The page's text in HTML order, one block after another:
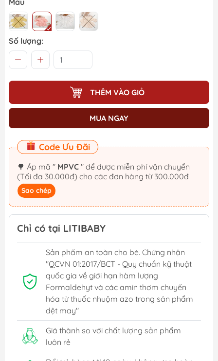
Màu
Số lượng:
THÊM VÀO GIỎ
MUA NGAY
Code Ưu Đãi
🌳 Áp mã " MPVC " để được miễn phí vận chuyển
(Tối đa 30.000đ) cho các đơn hàng từ 300.000đ
Sao chép
Chỉ có tại LITIBABY
Sản phẩm an toàn cho bé. Chứng nhận
"QCVN 01:2017/BCT - Quy chuẩn kỹ thuật
quốc gia về giới hạn hàm lượng
Formaldehyt và các amin thơm chuyển
hóa từ thuốc nhuộm azo trong sản phẩm
dệt may"
Giá thành so với chất lượng sản phẩm
luôn rẻ